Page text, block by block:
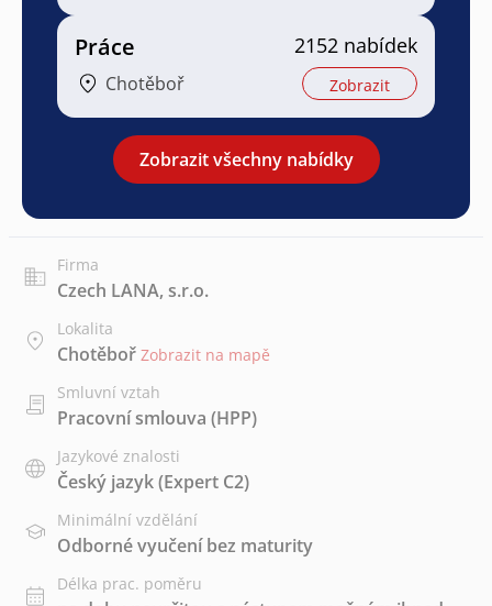
Práce
Chotěboř
2152 nabídek
Zobrazit
Zobrazit všechny nabídky
Firma
Czech LANA, s.r.o.
Lokalita
Chotěboř Zobrazit na mapě
Smluvní vztah
Pracovní smlouva (HPP)
Jazykové znalosti
Český jazyk(Expert C2)
Minimální vzdělání
Odborné vyučení bez maturity
Délka prac. poměru